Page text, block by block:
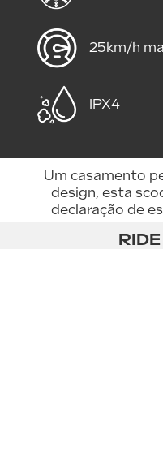
25km/h
IPX4
Um casamento
design, esta
declaração de